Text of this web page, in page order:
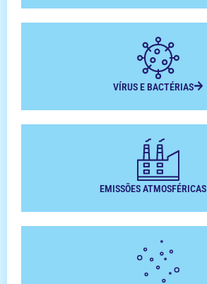
VÍRUS E BACTÉRIAS
EMISSÕES ATMOSFÉRICAS